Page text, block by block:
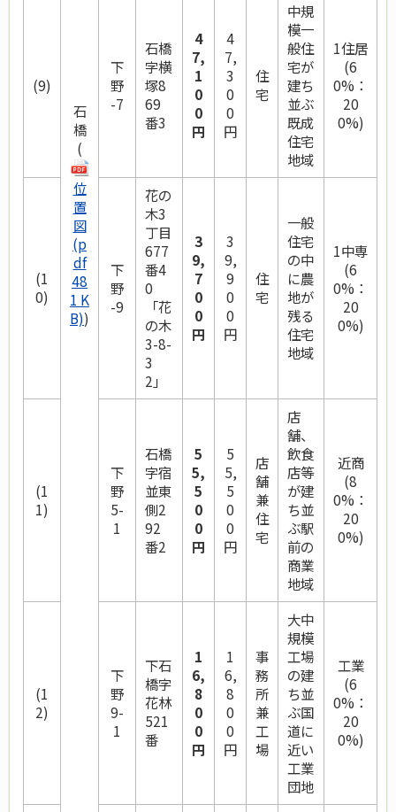
石
橋
(
位
置
図
(p
df
48
1 K
B))
(9)
下
野
-7
石橋
字横
塚8
69
番3
4
7,
1
0
0
円
4
7,
3
0
0
円
住
宅
中規
模一
般住
宅が
建ち
並ぶ
既成
住宅
地域
1住居
(6
0%：
20
0%)
(1
0)
下
野
-9
花の
木3
丁目
677
番4
0
「花
の木
3-8-
3
2」
3
9,
7
0
0
円
3
9,
9
0
0
円
住
宅
一般
住宅
の中
に農
地が
残る
住宅
地域
1中専
(6
0%：
20
0%)
(1
1)
下
野
5-
1
石橋
字宿
並東
側2
92
番2
5
5,
5
0
0
円
5
5,
5
0
0
円
店
舗
兼
住
宅
店
舗、
飲食
店等
が建
ち並
ぶ駅
前の
商業
地域
近商
(8
0%：
20
0%)
(1
2)
下
野
9-
1
下石
橋字
花林
521
番
1
6,
8
0
0
円
1
6,
8
0
0
円
事
務
所
兼
工
場
大中
規模
工場
の建
ち並
ぶ国
道に
近い
工業
団地
工業
(6
0%：
20
0%)